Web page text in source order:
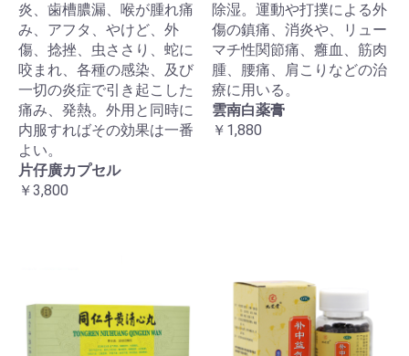
炎、歯槽膿漏、喉が腫れ痛
み、アフタ、やけど、外
傷、捻挫、虫ささり、蛇に
咬まれ、各種の感染、及び
一切の炎症で引き起こした
痛み、発熱。外用と同時に
内服すればその効果は一番
よい。
片仔廣カプセル
￥3,800
除湿。運動や打撲による外
傷の鎮痛、消炎や、リュー
マチ性関節痛、癰血、筋肉
腫、腰痛、肩こりなどの治
療に用いる。
雲南白薬膏
￥1,880